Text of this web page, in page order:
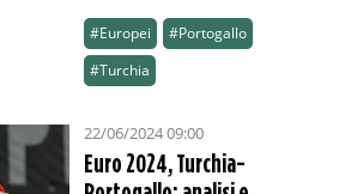
#Europei
#Portogallo
#Turchia
22/06/2024 09:00
Euro 2024, Turchia-